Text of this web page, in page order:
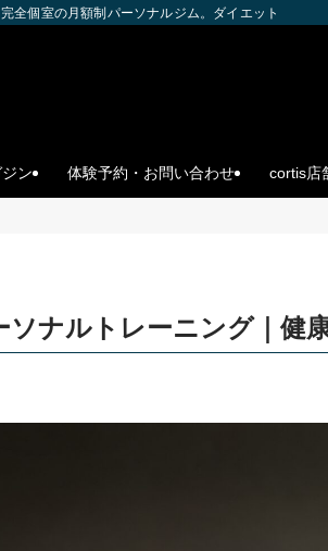
個室の月額制パーソナルジム。ダイエット・ボデ
ン 体験予約・お問い合わせ cortis店
ソナルトレーニング｜健